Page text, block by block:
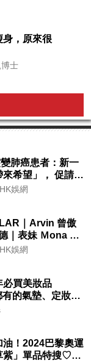
身，原來很
士
肺癌患者：新一
希望」， 促請政
冊，助患者及早
娛網
｜Arvin 曾傲
｜表妹 Ｍona 8
港空中花園 |
呈獻「Music
娛網
必買美妝品
的氣墊、定妝噴
找到最值得入手
油！2024巴黎奧運
紫」單品特搜♡讓